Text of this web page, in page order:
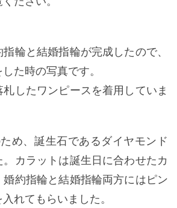
輪と結婚指輪が完成したので、
た時の写真です。
したワンピースを着用していま
め、誕生石であるダイヤモンド
カラットは誕生日に合わせたカ
婚約指輪と結婚指輪両方にはピン
れてもらいました。